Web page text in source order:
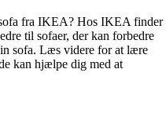
fra IKEA? Hos IKEA finder
til sofaer, der kan forbedre
sofa. Læs videre for at lære
kan hjælpe dig med at